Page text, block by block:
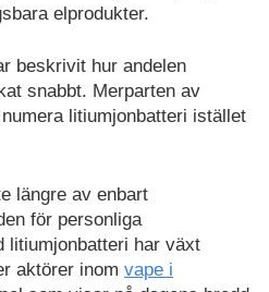
elprodukter.
beskrivit hur andelen
snabbt. Merparten av
litiumjonbatteri istället
längre av enbart
för personliga
litiumjonbatteri har växt
aktörer inom vape i